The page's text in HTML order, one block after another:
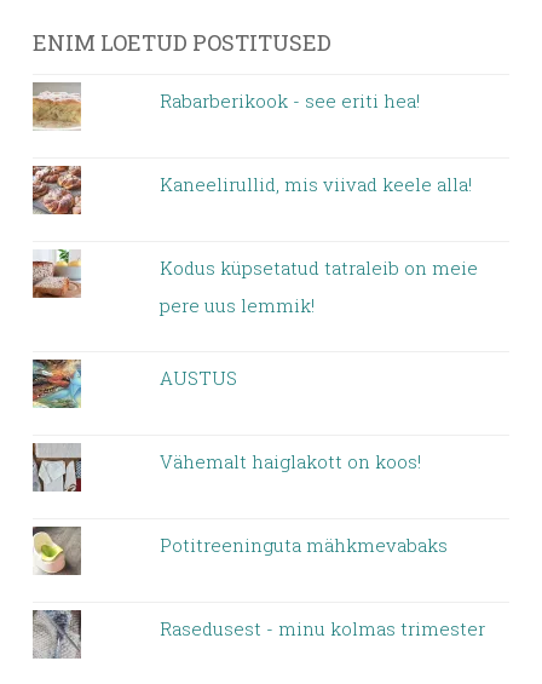
ENIM LOETUD POSTITUSED
Rabarberikook - see eriti hea!
Kaneelirullid, mis viivad keele alla!
Kodus küpsetatud tatraleib on meie
pere uus lemmik!
AUSTUS
Vähemalt haiglakott on koos!
Potitreeninguta mähkmevabaks
Rasedusest - minu kolmas trimester